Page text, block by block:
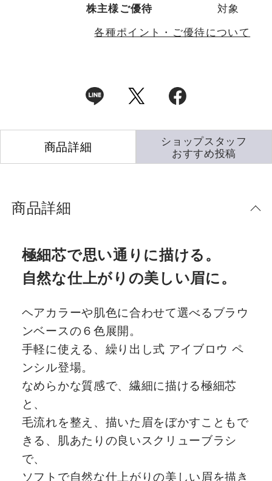
株主様ご優待
対象
各種ポイント・ご優待について
商品詳細
商品詳細
極細芯で思い通りに描ける。
自然な仕上がりの美しい眉に。
ヘアカラーや肌色に合わせて選べるブラウ
ンベースの６色展開。
手軽に使える、繰り出し式 アイブロウ ペ
ンシル登場。
なめらかな質感で、繊細に描ける極細芯
と、
毛流れを整え、描いた眉をぼかすこともで
きる、肌あたりの良いスクリューブラシ
で、
ソフトで自然な仕上がりの美しい眉を描き
ショップスタッフ
おすすめ投稿